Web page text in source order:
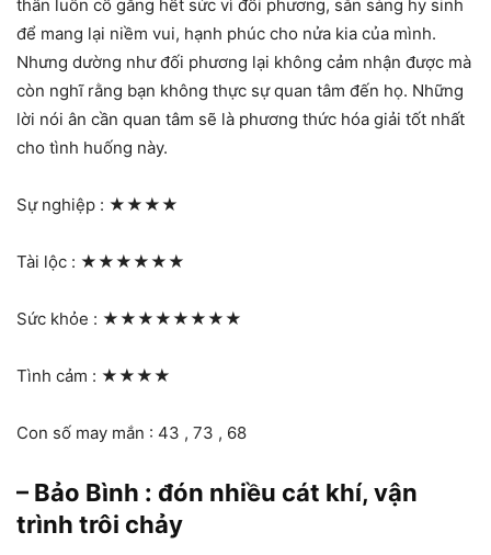
thân luôn cố gắng hết sức vì đối phương, sẵn sàng hy sinh
để mang lại niềm vui, hạnh phúc cho nửa kia của mình.
Nhưng dường như đối phương lại không cảm nhận được mà
còn nghĩ rằng bạn không thực sự quan tâm đến họ. Những
lời nói ân cần quan tâm sẽ là phương thức hóa giải tốt nhất
cho tình huống này.
Sự nghiệp : ★★★★
Tài lộc : ★★★★★★
Sức khỏe : ★★★★★★★★
Tình cảm : ★★★★
Con số may mắn : 43 , 73 , 68
– Bảo Bình : đón nhiều cát khí, vận
trình trôi chảy